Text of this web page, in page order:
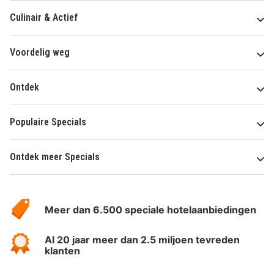
Culinair & Actief
Voordelig weg
Ontdek
Populaire Specials
Ontdek meer Specials
HotelSpecials
Meer dan 6.500 speciale hotelaanbiedingen
Al 20 jaar meer dan 2.5 miljoen tevreden
klanten